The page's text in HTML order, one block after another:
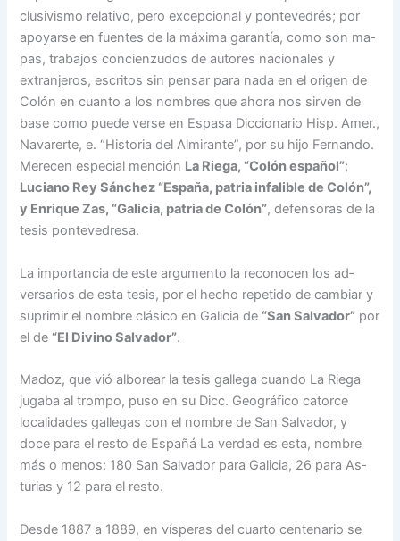
clusivismo relativo, pero ex­cepcional y pontevedrés; por
apoyarse en fuentes de la má­xima garantía, como son ma­
pas, trabajos concienzudos de autores nacionales y
extran­jeros, escritos sin pensar pa­ra nada en el origen de
Co­lón en cuanto a los nombres que ahora nos sirven de
base como puede verse en Espasa Diccionario Hisp. Amer.,
Navarerte, e. “Historia del Al­mirante”, por su hijo Fer­nando.
Merecen especial men­ción La Riega, “Colón espa­ñol”;
Luciano Rey Sánchez “España, patria infalible de Colón”,
y Enrique Zas, “Ga­licia, patria de Colón”, de­fensoras de la
tesis pontevedresa.
La importancia de este ar­gumento la reconocen los ad­
versarios de esta tesis, por el hecho repetido de cambiar y
suprimir el nombre clásico en Galicia de “San Salvador” por
el de “El Divino Salvador”.
Madoz, que vió alborear la tesis gallega cuando La Rie­ga
jugaba al trompo, puso en su Dicc. Geográfico catorce
localidades gallegas con el nombre de San Salvador, y
doce para el resto de Españá La verdad es esta, nombre
más o menos: 180 San Salva­dor para Galicia, 26 para As­
turias y 12 para el resto.
Desde 1887 a 1889, en vís­peras del cuarto centenario se